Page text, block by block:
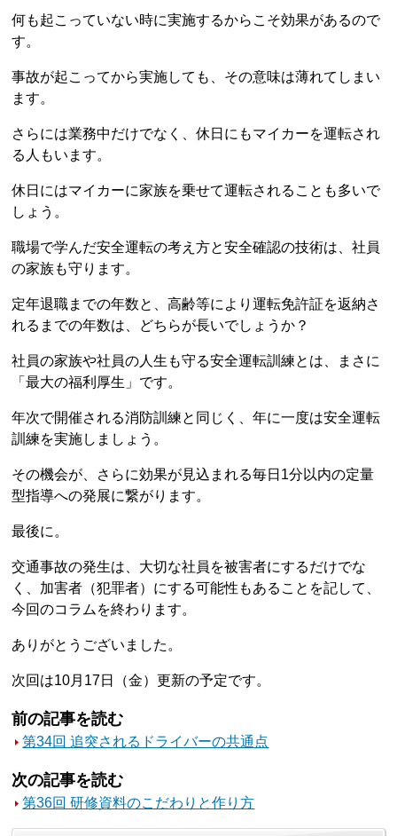
何も起こっていない時に実施するからこそ効果があるので
す。
事故が起こってから実施しても、その意味は薄れてしまい
ます。
さらには業務中だけでなく、休日にもマイカーを運転され
る人もいます。
休日にはマイカーに家族を乗せて運転されることも多いで
しょう。
職場で学んだ安全運転の考え方と安全確認の技術は、社員
の家族も守ります。
定年退職までの年数と、高齢等により運転免許証を返納さ
れるまでの年数は、どちらが長いでしょうか？
社員の家族や社員の人生も守る安全運転訓練とは、まさに
「最大の福利厚生」です。
年次で開催される消防訓練と同じく、年に一度は安全運転
訓練を実施しましょう。
その機会が、さらに効果が見込まれる毎日1分以内の定量
型指導への発展に繋がります。
最後に。
交通事故の発生は、大切な社員を被害者にするだけでな
く、加害者（犯罪者）にする可能性もあることを記して、
今回のコラムを終わります。
ありがとうございました。
次回は10月17日（金）更新の予定です。
前の記事を読む
第34回 追突されるドライバーの共通点
次の記事を読む
第36回 研修資料のこだわりと作り方